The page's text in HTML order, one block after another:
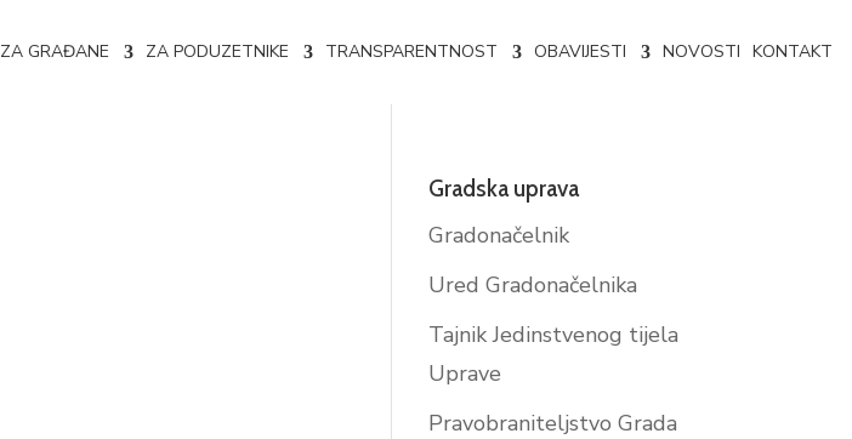
ZA GRAĐANE ZA PODUZETNIKE TRANSPARENTNOST OBAVIJESTI NOVOSTI KONTAKT
Gradska uprava
Gradonačelnik
Ured Gradonačelnika
Tajnik Jedinstvenog tijela
Uprave
Pravobraniteljstvo Grada